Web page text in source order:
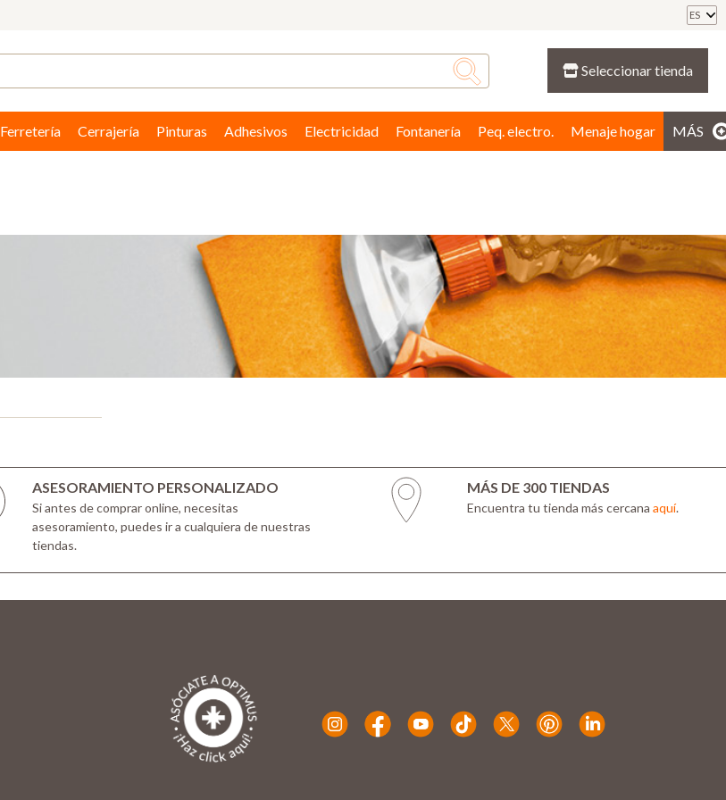
ES
Seleccionar tienda
Ferretería Cerrajería Pinturas Adhesivos Electricidad Fontanería Peq. electro. Menaje hogar MÁS
ASESORAMIENTO PERSONALIZADO
Si antes de comprar online, necesitas
asesoramiento, puedes ir a cualquiera de nuestras
tiendas.
MÁS DE 300 TIENDAS
Encuentra tu tienda más cercana aquí.